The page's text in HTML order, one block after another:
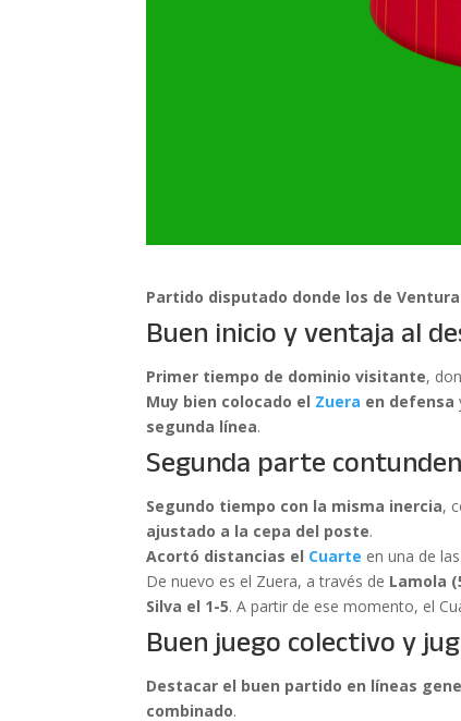
Partido disputado donde los de
Buen inicio y ventaja al
Primer tiempo de dominio visitante,
Muy bien colocado el Zuera en defensa
segunda línea.
Segunda parte
Segundo tiempo con la misma inercia,
ajustado a la cepa del poste.
Acortó distancias el Cuarte en una de
De nuevo es el Zuera, a través de Lamola
Silva el 1-5. A partir de ese momento, el
Buen juego colectivo y
Destacar el buen partido en líneas
combinado.